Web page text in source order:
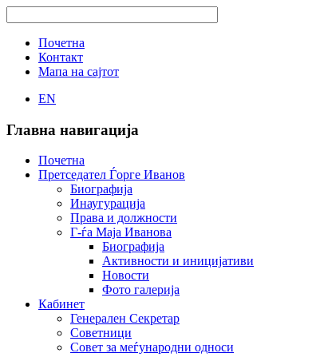
Почетна
Контакт
Мапа на сајтот
EN
Главна навигација
Почетна
Претседател Ѓорге Иванов
Биографија
Инаугурација
Права и должности
Г-ѓа Маја Иванова
Биографија
Активности и иницијативи
Новости
Фото галерија
Кабинет
Генерален Секретар
Советници
Совет за меѓународни односи